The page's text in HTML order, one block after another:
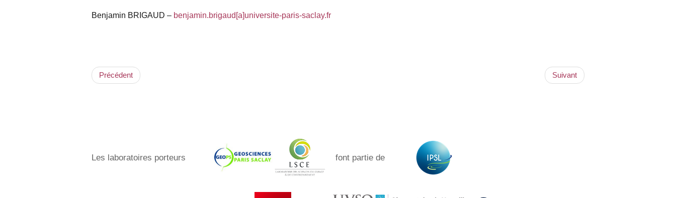
Benjamin BRIGAUD – benjamin.brigaud[a]universite-paris-saclay.fr
Précédent Suivant
Les laboratoires porteurs​ font partie de